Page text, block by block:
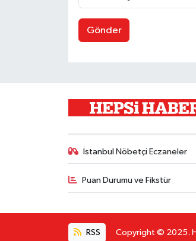
Gönder
İstanbul Nöbetçi Eczaneler
Puan Durumu ve Fikstür
RSS Copyright © 2025.